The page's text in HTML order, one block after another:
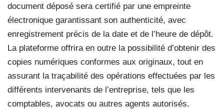
document déposé sera certifié par une empreinte
électronique garantissant son authenticité, avec
enregistrement précis de la date et de l’heure de dépôt.
La plateforme offrira en outre la possibilité d’obtenir des
copies numériques conformes aux originaux, tout en
assurant la traçabilité des opérations effectuées par les
différents intervenants de l’entreprise, tels que les
comptables, avocats ou autres agents autorisés.